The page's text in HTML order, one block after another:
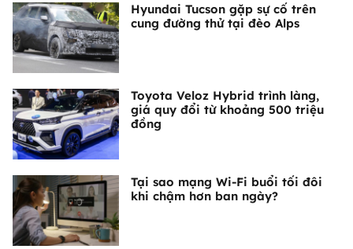
Hyundai Tucson gặp sự cố trên
cung đường thử tại đèo Alps
Toyota Veloz Hybrid trình làng,
giá quy đổi từ khoảng 500 triệu
đồng
Tại sao mạng Wi-Fi buổi tối đôi
khi chậm hơn ban ngày?